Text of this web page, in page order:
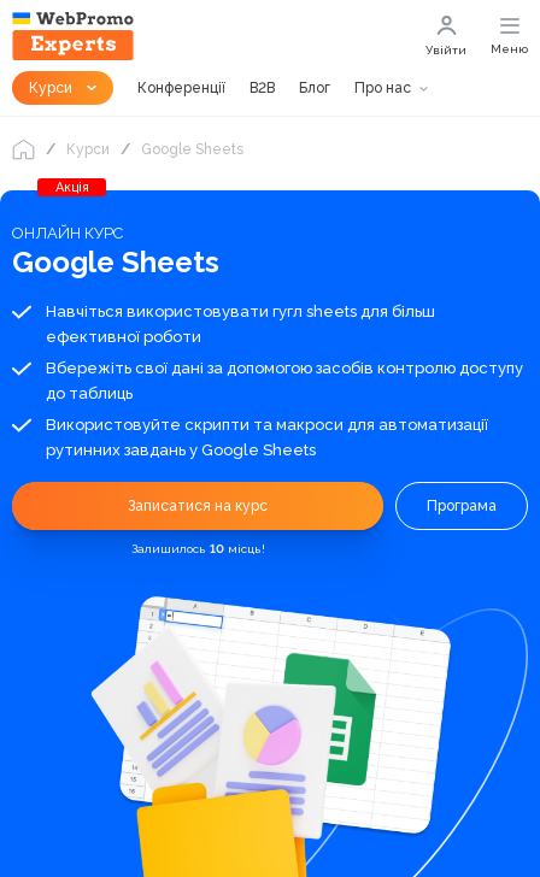
Курси Конференції B2B Блог Про нас
Увійти Меню
Курси Google Sheets
Акція
ОНЛАЙН КУРС
Google Sheets
Навчіться використовувати гугл sheets для більш
ефективної роботи
Вбережіть свої дані за допомогою засобів контролю доступу
до таблиць
Використовуйте скрипти та макроси для автоматизації
рутинних завдань у Google Sheets
Записатися на курс
Залишилось 10місць!
Програма